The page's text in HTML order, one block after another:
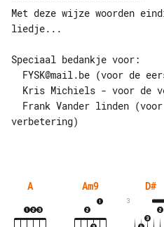
Met deze wijze woorden
liedje...
Speciaal bedankje voor:
verbetering)
A Am9 D#
3